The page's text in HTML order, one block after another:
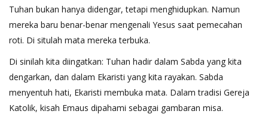
Tuhan bukan hanya didengar, tetapi menghidupkan. Namun
mereka baru benar-benar mengenali Yesus saat pemecahan
roti. Di situlah mata mereka terbuka.
Di sinilah kita diingatkan: Tuhan hadir dalam Sabda yang kita
dengarkan, dan dalam Ekaristi yang kita rayakan. Sabda
menyentuh hati, Ekaristi membuka mata. Dalam tradisi Gereja
Katolik, kisah Emaus dipahami sebagai gambaran misa.